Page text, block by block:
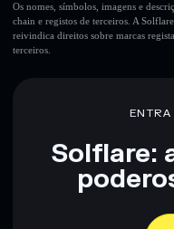
Os nomes, símbolos, imagens e
chain e registos de terceiros. A
reivindica direitos sobre marcas
terceiros.
Solflare: